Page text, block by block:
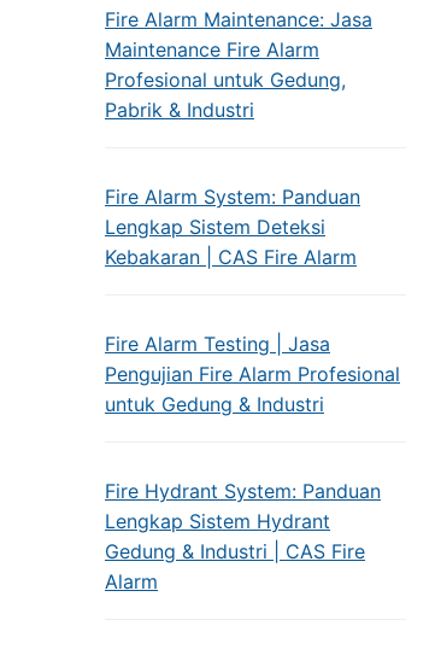
Fire Alarm Maintenance: Jasa
Maintenance Fire Alarm
Profesional untuk Gedung,
Pabrik & Industri
Fire Alarm System: Panduan
Lengkap Sistem Deteksi
Kebakaran | CAS Fire Alarm
Fire Alarm Testing | Jasa
Pengujian Fire Alarm Profesional
untuk Gedung & Industri
Fire Hydrant System: Panduan
Lengkap Sistem Hydrant
Gedung & Industri | CAS Fire
Alarm